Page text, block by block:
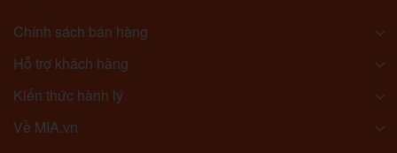
Chính sách bán hàng
Hỗ trợ khách hàng
Kiến thức hành lý
Về MIA.vn